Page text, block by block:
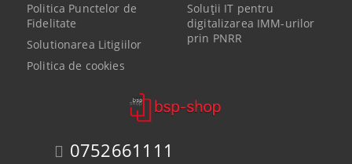
0752661111
Politica Punctelor de
Fidelitate
Solutionarea Litigiilor
Politica de cookies
Soluții IT pentru
digitalizarea IMM-urilor
prin PNRR